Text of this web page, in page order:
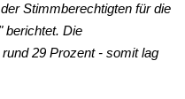
Stimmberechtigten für die
berichtet. Die
29 Prozent - somit lag